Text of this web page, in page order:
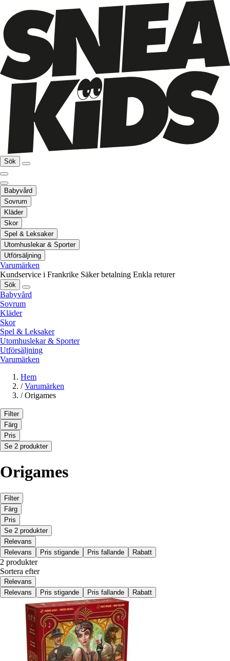
Sök
Babyvård
Sovrum
Kläder
Skor
Spel & Leksaker
Utomhuslekar & Sporter
Utförsäljning
Varumärken
Kundservice i Frankrike Säker betalning Enkla returer
Sök
Babyvård
Sovrum
Kläder
Skor
Spel & Leksaker
Utomhuslekar & Sporter
Utförsäljning
Varumärken
Hem
/ Varumärken
/ Origames
Filter
Färg
Pris
Se 2 produkter
Origames
Filter
Färg
Pris
Se 2 produkter
Relevans
Relevans
Pris stigande Pris fallande Rabatt
2 produkter
Sortera efter
Relevans
Relevans
Pris stigande Pris fallande Rabatt